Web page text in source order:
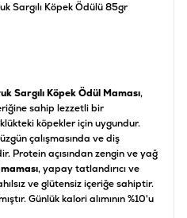
Sargılı Köpek Ödülü 85gr
Sargılı Köpek Ödül Maması,
sahip lezzetli bir
köpekler için uygundur.
çalışmasında ve diş
Protein açısından zengin ve yağ
, yapay tatlandırıcı ve
ve glütensiz içeriğe sahiptir.
Günlük kalori alımının %10'u